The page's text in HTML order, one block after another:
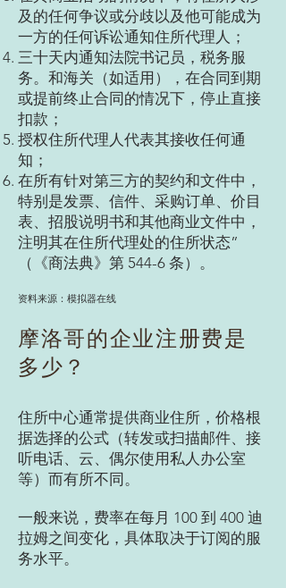
及的任何争议或分歧以及他可能成为
一方的任何诉讼通知住所代理人；
三十天内通知法院书记员，税务服
务。和海关（如适用），在合同到期
或提前终止合同的情况下，停止直接
扣款；
授权住所代理人代表其接收任何通
知；
在所有针对第三方的契约和文件中，
特别是发票、信件、采购订单、价目
表、招股说明书和其他商业文件中，
注明其在住所代理处的住所状态”
（《商法典》第 544-6 条）。
资料来源：模拟器在线
摩洛哥的企业注册费是
多少？
住所中心通常提供商业住所，价格根
据选择的公式（转发或扫描邮件、接
听电话、云、偶尔使用私人办公室
等）而有所不同。
一般来说，费率在每月 100 到 400 迪
拉姆之间变化，具体取决于订阅的服
务水平。